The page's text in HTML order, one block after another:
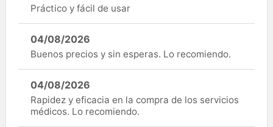
Práctico y fácil de usar
04/08/2026
Buenos precios y sin esperas. Lo recomiendo.
04/08/2026
Rapidez y eficacia en la compra de los servicios
médicos. Lo recomiendo.